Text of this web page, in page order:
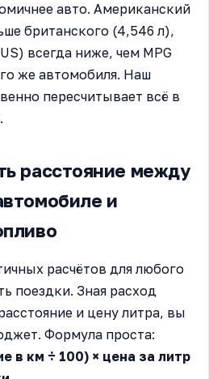
авто. Американский
британского (4,546 л),
всегда ниже, чем MPG
же автомобиля. Наш
пересчитывает всё в
расстояние между
и
расчётов для любого
поездки. Зная расход
и цену литра, вы
Формула проста:
в км ÷ 100) × цена за литр